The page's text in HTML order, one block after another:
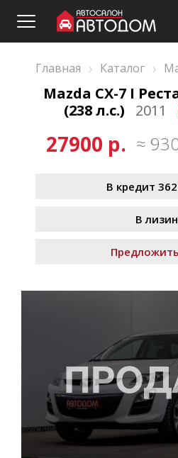
Главная › Каталог ›
Mazda CX-7 I
(238 л.с.)
2011
27900 р. ≈
В кредит
В